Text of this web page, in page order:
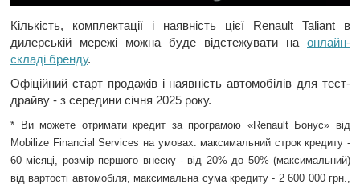
Кількість, комплектації і наявність цієї Renault Taliant в
дилерській мережі можна буде відстежувати на онлайн-
складі бренду.
Офіційний старт продажів і наявність автомобілів для тест-
драйву - з середини січня 2025 року.
* Ви можете отримати кредит за програмою «Renault Бонус» від
Mobilize Financial Services на умовах: максимальний строк кредиту -
60 місяці, розмір першого внеску - від 20% до 50% (максимальний)
від вартості автомобіля, максимальна сума кредиту - 2 600 000 грн.,